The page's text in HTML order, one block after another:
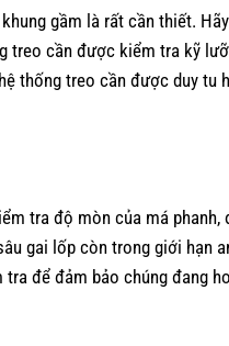
gầm là rất cần thiết. Hãy
treo cần được kiểm tra kỹ
thống treo cần được duy tu
tra độ mòn của má phanh,
gai lốp còn trong giới hạn
để đảm bảo chúng đang